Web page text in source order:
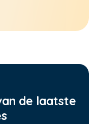
de laatste